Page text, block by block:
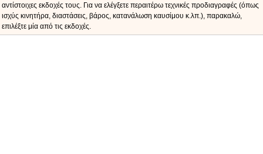
αντίστοιχες εκδοχές τους. Για να ελέγξετε περαιτέρω τεχνικές προδιαγραφές (όπως
ισχύς κινητήρα, διαστάσεις, βάρος, κατανάλωση καυσίμου κ.λπ.), παρακαλώ,
επιλέξτε μία από τις εκδοχές.